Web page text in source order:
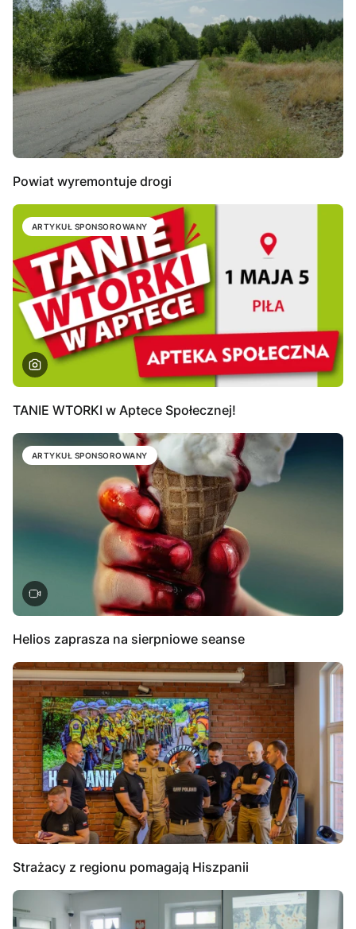
Powiat wyremontuje drogi
ARTYKUŁ SPONSOROWANY
TANIE WTORKI w Aptece Społecznej!
ARTYKUŁ SPONSOROWANY
Helios zaprasza na sierpniowe seanse
Strażacy z regionu pomagają Hiszpanii